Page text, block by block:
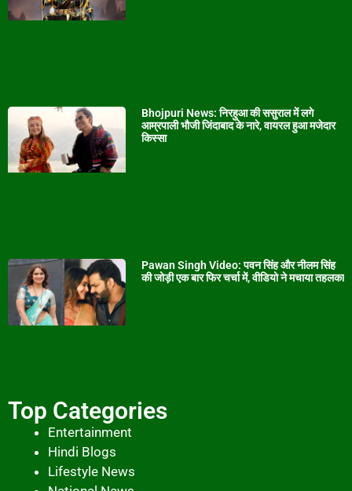
Bhojpuri News: निरहुआ की ससुराल में लगे
आम्रपाली भौजी जिंदाबाद के नारे, वायरल हुआ मजेदार
किस्सा
Pawan Singh Video: पवन सिंह और नीलम सिंह
की जोड़ी एक बार फिर चर्चा में, वीडियो ने मचाया तहलका
Top Categories
Entertainment
Hindi Blogs
Lifestyle News